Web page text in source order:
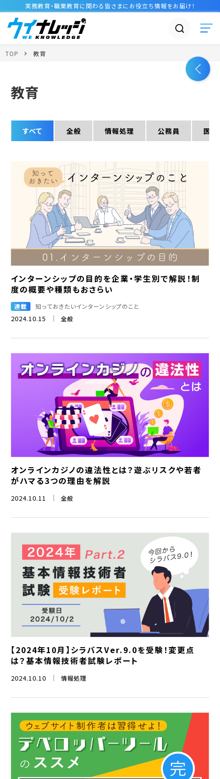
実務教育・職業教育に関わる皆さまに お役立ち情報をお届け！
TOP 教育
教育
すべて 全般 情報処理 公務員 医療
インターンシップの目的を企業・学生別で解説！制
度の概要や種類もおさらい
2024.10.15 全般
連載 知っておきたいインターンシップのこと
オンラインカジノの違法性とは？遊ぶリスクや若者
がハマる3つの理由を解説
2024.10.11 全般
【2024年10月】シラバスVer.9.0を受験！変更点
は？基本情報技術者試験レポート
2024.10.10 情報処理